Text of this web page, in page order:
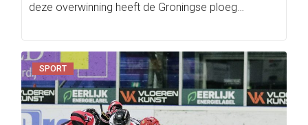
deze overwinning heeft de Groningse ploeg…
SPORT